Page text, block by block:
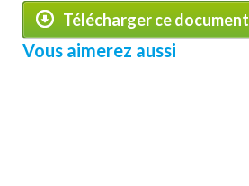
Télécharger ce document
Vous aimerez aussi